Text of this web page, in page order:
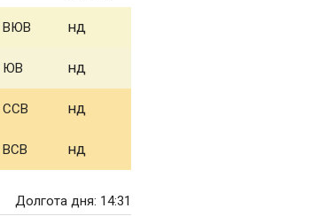
ВЮВ нд
ЮВ нд
ССВ нд
ВСВ нд
Долгота дня: 14:31